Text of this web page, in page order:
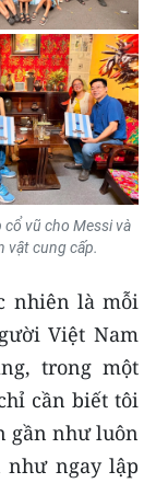
vũ cho Messi và
vật cung cấp.
nhiên là mỗi
Việt Nam
trong một
cần biết tôi
gần như luôn
như ngay lập